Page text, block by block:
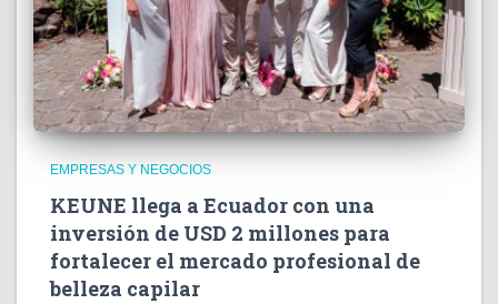
EMPRESAS Y NEGOCIOS
KEUNE llega a Ecuador con una
inversión de USD 2 millones para
fortalecer el mercado profesional de
belleza capilar